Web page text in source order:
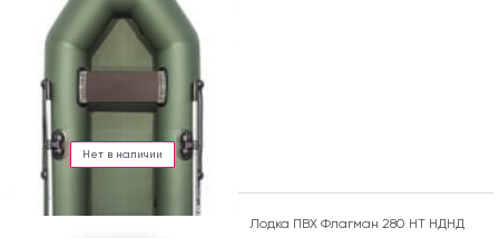
Нет в наличии
Лодка ПВХ Флагман 280 HT НДНД